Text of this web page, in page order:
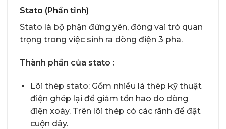
Stato (Phần tĩnh)
Stato là bộ phận đứng yên, đóng vai trò quan
trọng trong việc sinh ra dòng điện 3 pha.
Thành phần của stato :
Lõi thép stato: Gồm nhiều lá thép kỹ thuật
điện ghép lại để giảm tổn hao do dòng
điện xoáy. Trên lõi thép có các rãnh để đặt
cuộn dây.